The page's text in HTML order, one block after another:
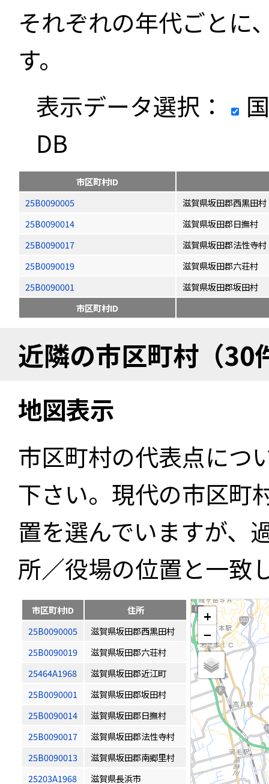
それぞれの年代ごとに
す。
表示データ選択：
DB
市区町村ID
25B0090005
滋賀県坂田郡西黒田村
25B0090014
滋賀県坂田郡日撫村
25B0090017
滋賀県坂田郡法性寺村
25B0090019
滋賀県坂田郡六荘村
25B0090001
滋賀県坂田郡坂田村
市区町村ID
近隣の市区町村（30
地図表示
市区町村の代表点につ
下さい。現代の市区町
置を選んでいますが、
所／役場の位置と一致
市区町村ID
住所
25B0090005
滋賀県坂田郡西黒田村
25B0090019
滋賀県坂田郡六荘村
25464A1968
滋賀県坂田郡近江町
25B0090001
滋賀県坂田郡坂田村
25B0090014
滋賀県坂田郡日撫村
25B0090017
滋賀県坂田郡法性寺村
25B0090013
滋賀県坂田郡南郷里村
25203A1968
滋賀県長浜市
+
−